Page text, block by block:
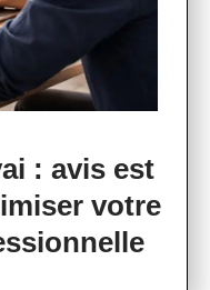
: avis est
votre